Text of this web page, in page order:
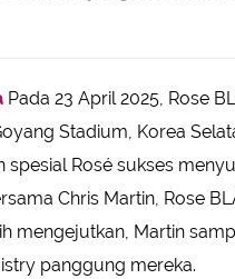
Pada 23 April 2025, Rose
Stadium, Korea
spesial Rosé sukses
Chris Martin, Rose
mengejutkan, Martin
panggung mereka.